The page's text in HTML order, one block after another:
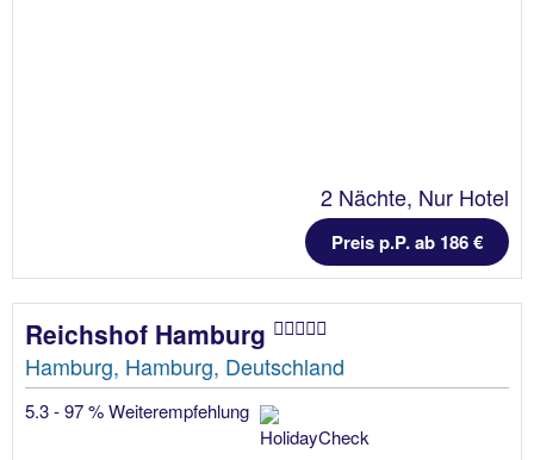
2 Nächte, Nur Hotel
Preis p.P. ab 186 €
Reichshof Hamburg
Hamburg, Hamburg, Deutschland
5.3 - 97 % Weiterempfehlung